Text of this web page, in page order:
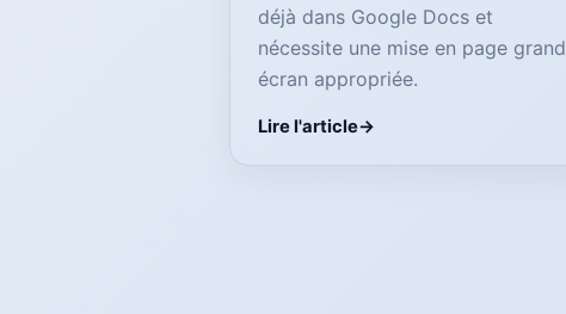
déjà dans Google Docs et
nécessite une mise en page grand
écran appropriée.
Lire l'article